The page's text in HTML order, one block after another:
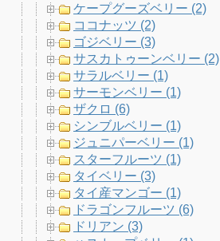
ケープグーズベリー (2)
ココナッツ (2)
ゴジベリー (3)
サスカトゥーンベリー (2)
サラルベリー (1)
サーモンベリー (1)
ザクロ (6)
シンブルベリー (1)
ジュニパーベリー (1)
スターフルーツ (1)
タイベリー (3)
タイ産マンゴー (1)
ドラゴンフルーツ (6)
ドリアン (3)